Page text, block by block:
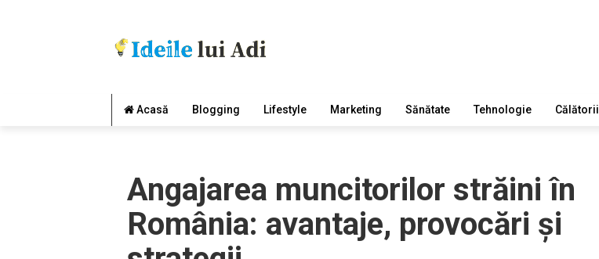
Acasă Blogging Lifestyle Marketing Sănătate Tehnologie Călătorii
Angajarea muncitorilor străini în
România: avantaje, provocări și